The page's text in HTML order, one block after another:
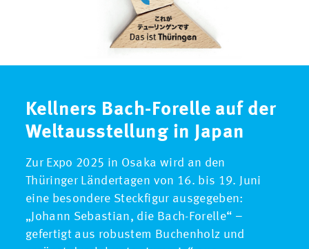
Kellners Bach-Forelle auf der
Weltausstellung in Japan
Zur Expo 2025 in Osaka wird an den
Thüringer Ländertagen von 16. bis 19. Juni
eine besondere Steckfigur ausgegeben:
„Johann Sebastian, die Bach-Forelle“ –
gefertigt aus robustem Buchenholz und